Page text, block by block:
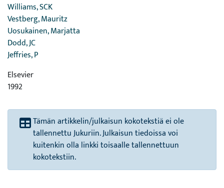
Williams, SCK
Vestberg, Mauritz
Uosukainen, Marjatta
Dodd, JC
Jeffries, P
Elsevier
1992
Tämän artikkelin/julkaisun kokotekstiä ei ole
tallennettu Jukuriin. Julkaisun tiedoissa voi
kuitenkin olla linkki toisaalle tallennettuun
kokotekstiin.